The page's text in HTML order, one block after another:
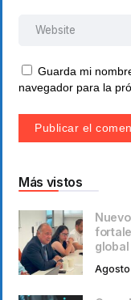
Guarda mi
navegador para la
Más vistos
global